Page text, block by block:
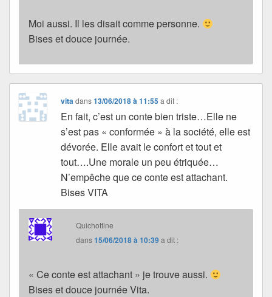
Moi aussi. Il les disait comme personne.
Bises et douce journée.
vitadans13/06/2018 à 11:55 a dit :
En fait, c’est un conte bien triste…Elle ne
s’est pas « conformée » à la société, elle est
dévorée. Elle avait le confort et tout et
tout….Une morale un peu étriquée…
N’empêche que ce conte est attachant.
Bises VITA
Quichottine
dans15/06/2018 à 10:39a dit :
« Ce conte est attachant » je trouve aussi.
Bises et douce journée Vita.